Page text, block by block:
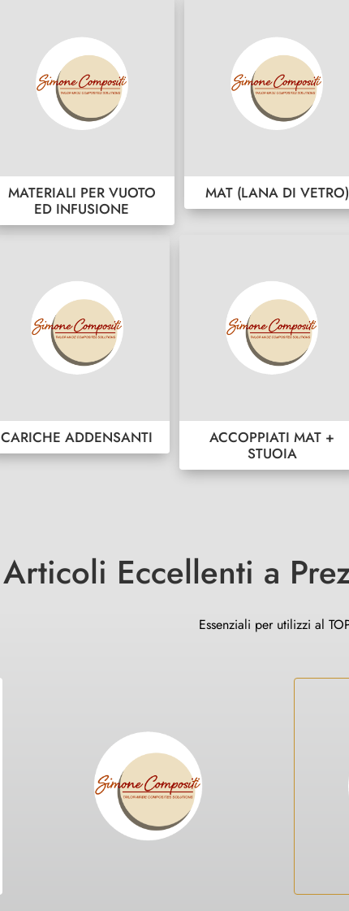
MATERIALI PER VUOTO
ED INFUSIONE
MAT (LANA DI VETRO)
CARICHE ADDENSANTI
ACCOPPIATI MAT +
STUOIA
Articoli Eccellenti a
Essenziali per utilizzi al